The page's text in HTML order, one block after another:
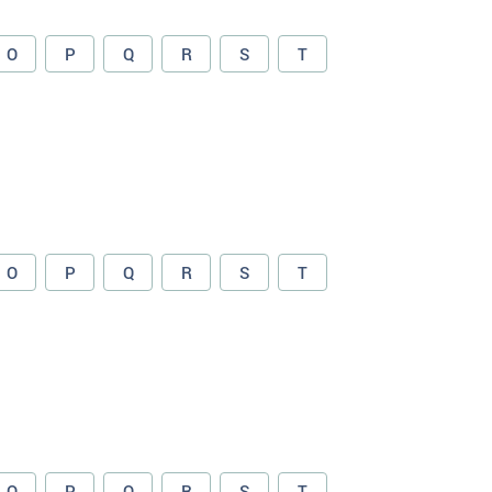
O P Q R S T
O P Q R S T